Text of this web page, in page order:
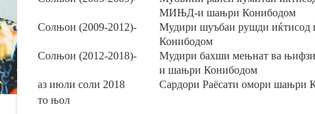
МИЊД-и шањри Конибодом
Солњои (2009-2012)- Мудири шуъбаи рушди иќтисод
Конибодом
Солњои (2012-2018)- Мудири бахши мењнат вањ
и шањри Конибодом
аз июли соли 2018
тоњол
Сардори Раёсати омори шањри